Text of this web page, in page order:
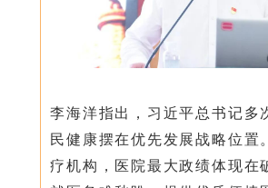
李海洋指出，习近平总书记多
民健康摆在优先发展战略位置
疗机构，医院最大政绩体现在